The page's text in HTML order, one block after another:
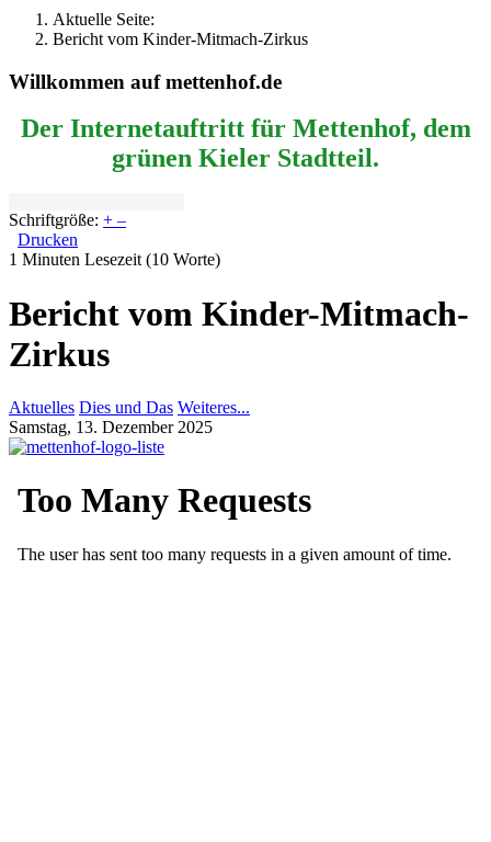
Aktuelle Seite:
Bericht vom Kinder-Mitmach-Zirkus
Willkommen auf mettenhof.de
Der Internetauftritt für Mettenhof, dem
grünen Kieler Stadtteil.
Schriftgröße: + –
Drucken
1 Minuten Lesezeit (10 Worte)
Bericht vom Kinder-Mitmach-
Zirkus
Aktuelles Dies und Das Weiteres...
Samstag, 13. Dezember 2025